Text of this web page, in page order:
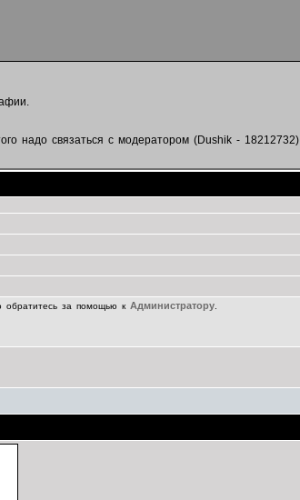
надо связаться с модератором (Dushik -
обратитесь за помощью к Администратору